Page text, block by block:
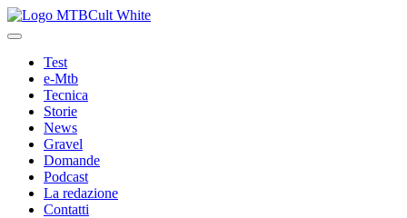
Test
e-Mtb
Tecnica
Storie
News
Gravel
Domande
Podcast
La redazione
Contatti